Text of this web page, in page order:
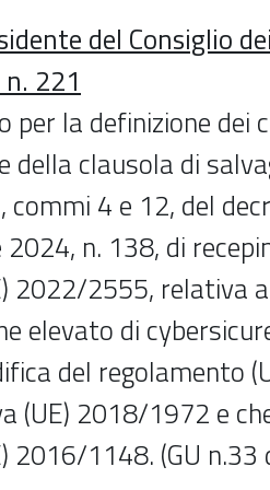
del Consiglio
221
per la definizione dei
della clausola di
4 e 12, del
n. 138, di
2022/2555, relativa
elevato di
del regolamento
(UE) 2018/1972 e
2016/1148. (GU